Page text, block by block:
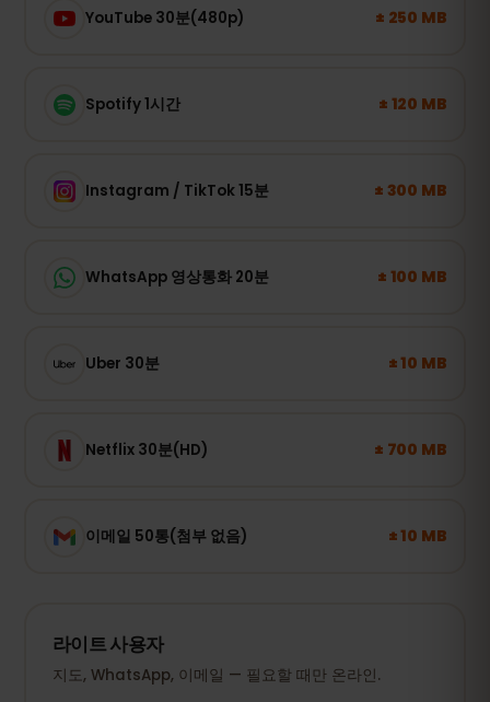
YouTube 30분(480p) ± 250 MB
Spotify 1시간 ± 120 MB
Instagram / TikTok 15분 ± 300 MB
WhatsApp 영상통화 20분 ± 100 MB
Uber 30분 ± 10 MB
Netflix 30분(HD) ± 700 MB
이메일 50통(첨부 없음) ± 10 MB
라이트 사용자
지도, WhatsApp, 이메일 — 필요할 때만 온라인.